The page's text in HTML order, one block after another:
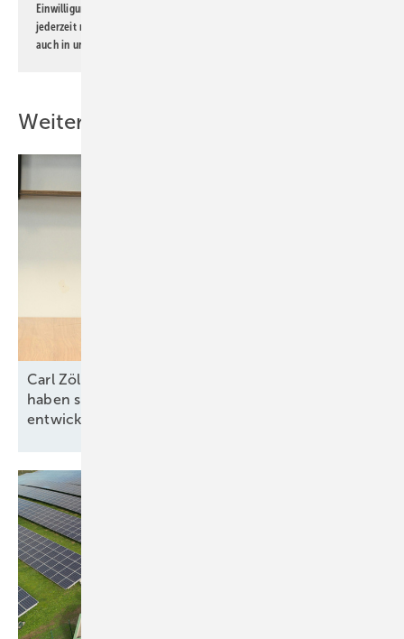
Einwilligung kann ich jederzeit widerrufen und eine Abmeldung ist
jederzeit möglich. Informationen zum Umgang mit Daten finden Sie
auch in unserer
Weitere Inhalte
Carl Zöllner von Intilion: „In allen Marktsegmenten
haben sich attraktive Geschäftsmodelle
entwickelt“